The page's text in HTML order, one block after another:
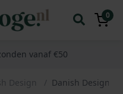
0
vanaf €50
Design Danish Design